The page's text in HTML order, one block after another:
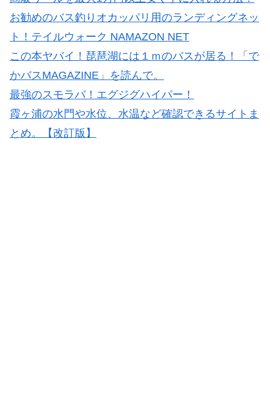
お勧めのバス釣りオカッパリ用のランディングネッ
ト！テイルウォーク NAMAZON NET
この本ヤバイ！琵琶湖には１ｍのバスが居る！「で
かバスMAGAZINE」を読んで。
最強のスモラバ！エグジグハイパー！
霞ヶ浦の水門や水位、水温など確認できるサイトま
とめ。【改訂版】